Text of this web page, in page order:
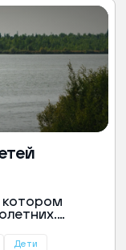
котором
Дети